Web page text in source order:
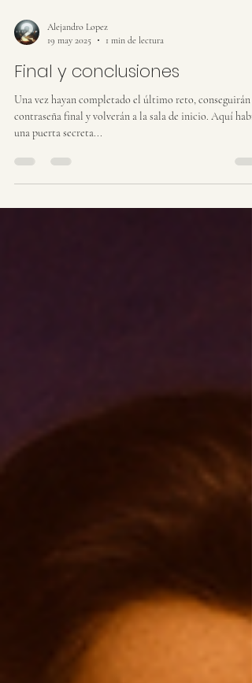
Alejandro Lopez
19 may 2025
Final y conclusiones
Una vez hayan completado el último reto, conseguirán
contraseña final y volverán a la sala de inicio. Aquí